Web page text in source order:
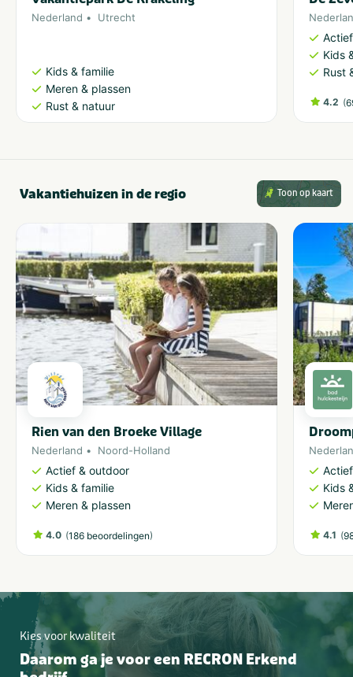
Nederland Utrecht
Kids & familie
Meren & plassen
Rust & natuur
Kids
Rust
4.2 (
Vakantiehuizen in de regio Toon op kaart
Rien van den Broeke Village
Nederland Noord-Holland
Actief & outdoor
Kids & familie
Meren & plassen
4.0 (186 beoordelingen)
Kids
4.1 (
Kies voor kwaliteit
Daarom ga je voor een RECRON Erkend